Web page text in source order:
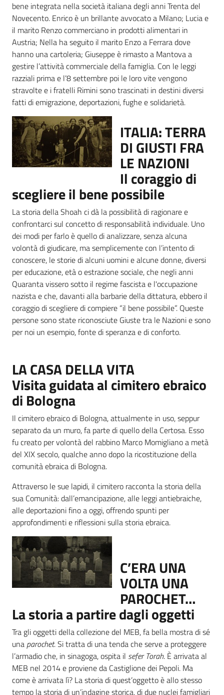
bene integrata nella società italiana degli anni Trenta del
Novecento. Enrico è un brillante avvocato a Milano; Lucia e
il marito Renzo commerciano in prodotti alimentari in
Austria; Nella ha seguito il marito Enzo a Ferrara dove
hanno una cartoleria; Giuseppe è rimasto a Mantova a
gestire l’attività commerciale della famiglia. Con le leggi
razziali prima e l’8 settembre poi le loro vite vengono
stravolte e i fratelli Rimini sono trascinati in destini diversi
fatti di emigrazione, deportazioni, fughe e solidarietà.
ITALIA: TERRA
DI GIUSTI FRA
LE NAZIONI
Il coraggio di
scegliere il bene possibile
La storia della Shoah ci dà la possibilità di ragionare e
confrontarci sul concetto di responsabilità individuale. Uno
dei modi per farlo è quello di analizzare, senza alcuna
volontà di giudicare, ma semplicemente con l’intento di
conoscere, le storie di alcuni uomini e alcune donne, diversi
per educazione, età o estrazione sociale, che negli anni
Quaranta vissero sotto il regime fascista e l'occupazione
nazista e che, davanti alla barbarie della dittatura, ebbero il
coraggio di scegliere di compiere “il bene possibile”. Queste
persone sono state riconosciute Giuste tra le Nazioni e sono
per noi un esempio, fonte di speranza e di conforto.
LA CASA DELLA VITA
Visita guidata al cimitero ebraico
di Bologna
Il cimitero ebraico di Bologna, attualmente in uso, seppur
separato da un muro, fa parte di quello della Certosa. Esso
fu creato per volontà del rabbino Marco Momigliano a metà
del XIX secolo, qualche anno dopo la ricostituzione della
comunità ebraica di Bologna.
Attraverso le sue lapidi, il cimitero racconta la storia della
sua Comunità: dall’emancipazione, alle leggi antiebraiche,
alle deportazioni fino a oggi, offrendo spunti per
approfondimenti e riflessioni sulla storia ebraica.
C’ERA UNA
VOLTA UNA
PAROCHET…
La storia a partire dagli oggetti
Tra gli oggetti della collezione del MEB, fa bella mostra di sé
una parochet. Si tratta di una tenda che serve a proteggere
l’armadio che, in sinagoga, ospita il sefer Torah. È arrivata al
MEB nel 2014 e proviene da Castiglione dei Pepoli. Ma
come è arrivata lì? La storia di quest’oggetto è allo stesso
tempo la storia di un’indagine storica, di due nuclei famigliari